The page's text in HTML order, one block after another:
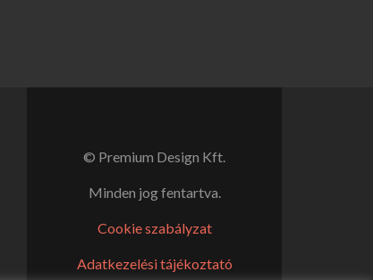
© Premium Design Kft.
Minden jog fentartva.
Cookie szabályzat
Adatkezelési tájékoztató